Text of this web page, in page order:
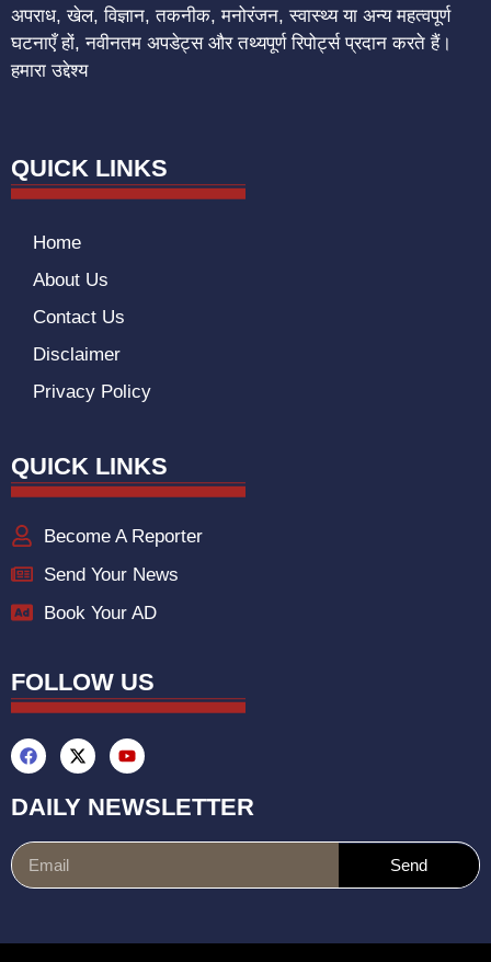
अपराध, खेल, विज्ञान, तकनीक, मनोरंजन, स्वास्थ्य या अन्य महत्वपूर्ण
घटनाएँ हों, नवीनतम अपडेट्स और तथ्यपूर्ण रिपोर्ट्स प्रदान करते हैं।
हमारा उद्देश्य
QUICK LINKS
Home
About Us
Contact Us
Disclaimer
Privacy Policy
QUICK LINKS
Become A Reporter
Send Your News
Book Your AD
FOLLOW US
DAILY NEWSLETTER
Send